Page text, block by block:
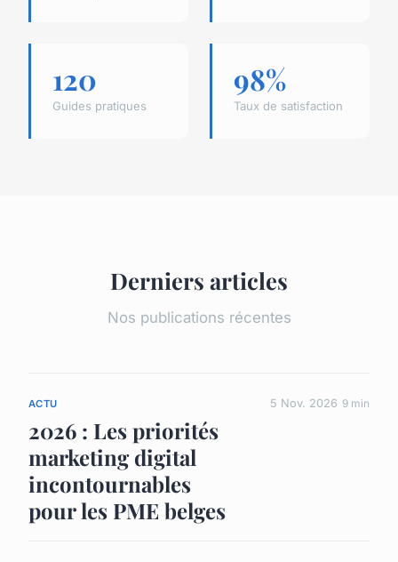
120
Guides pratiques
98%
Taux de satisfaction
Derniers articles
Nos publications récentes
ACTU
2026 : Les priorités
marketing digital
incontournables
pour les PME belges
5 Nov. 2026 9 min